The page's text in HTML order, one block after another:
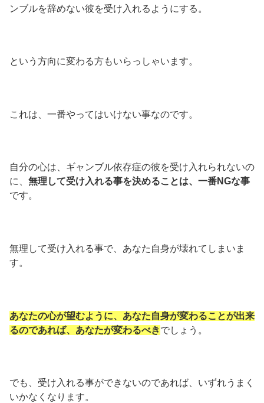
ンブルを辞めない彼を受け入れるようにする。
という方向に変わる方もいらっしゃいます。
これは、一番やってはいけない事なのです。
自分の心は、ギャンブル依存症の彼を受け入れられないの
に、 無理して受け入れる事を決めることは、一番NGな事
です。
無理して受け入れる事で、あなた自身が壊れてしまいま
す。
あなたの心が望むように、あなた自身が変わることが出来
るのであれば、あなたが変わるべきでしょう。
でも、受け入れる事ができないのであれば、いずれうまく
いかなくなります。